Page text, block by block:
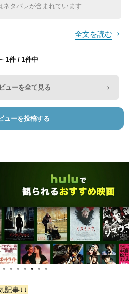
/ Rocky G
役：Wounded Soldi
(voice)
ネタバレが含まれています
全文を読む
1件 / 1件中
ューを全て見る
ューを投稿する
● ● ● ● ● ● ●
記事↓↓